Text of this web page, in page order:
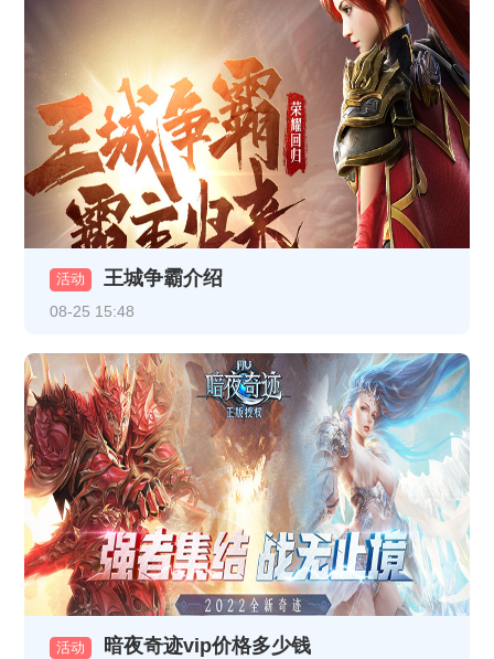
《战online》关服公告
《霸者天下》开服活动
《龙破九天》2月5日10:00-12:00合服公告
《龙破九天》1月13日10:00-12:00合服公告
《热血战纪》1月9日合服公告
《龙破九天》1月9日16:30-17:30更新维护公告
《龙破九天》1月5日10:00-12:00合服公告
《热血战纪》1月1日-1月3日线下返利
《龙破九天》12月30日10:00-12:00 合服公告
《龙破九天》1月1日10:00-12:00 合服公告
《龙破九天》12月26日10:00-12:00合服公告
《龙破九天》12月23日10:00-12:00合服公告
《至尊传说》线下累充返利活动公告
活动 王城争霸介绍
08-25 15:48
活动 暗夜奇迹vip价格多少钱